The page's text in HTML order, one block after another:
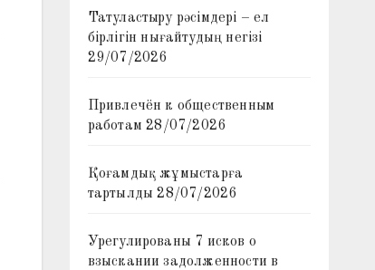
Татуластыру рәсімдері – ел
бірлігін нығайтудың негізі
29/07/2026
Привлечён к общественным
работам 28/07/2026
Қоғамдық жұмыстарға
тартылды 28/07/2026
Урегулированы 7 исков о
взыскании задолженности в